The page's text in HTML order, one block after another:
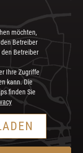
möchten,
Betreiber
Betreiber
Ihre Zugriffe
kann. Die
finden Sie